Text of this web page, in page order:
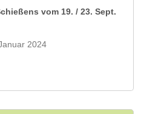
vom 19. / 23. Sept.
2024